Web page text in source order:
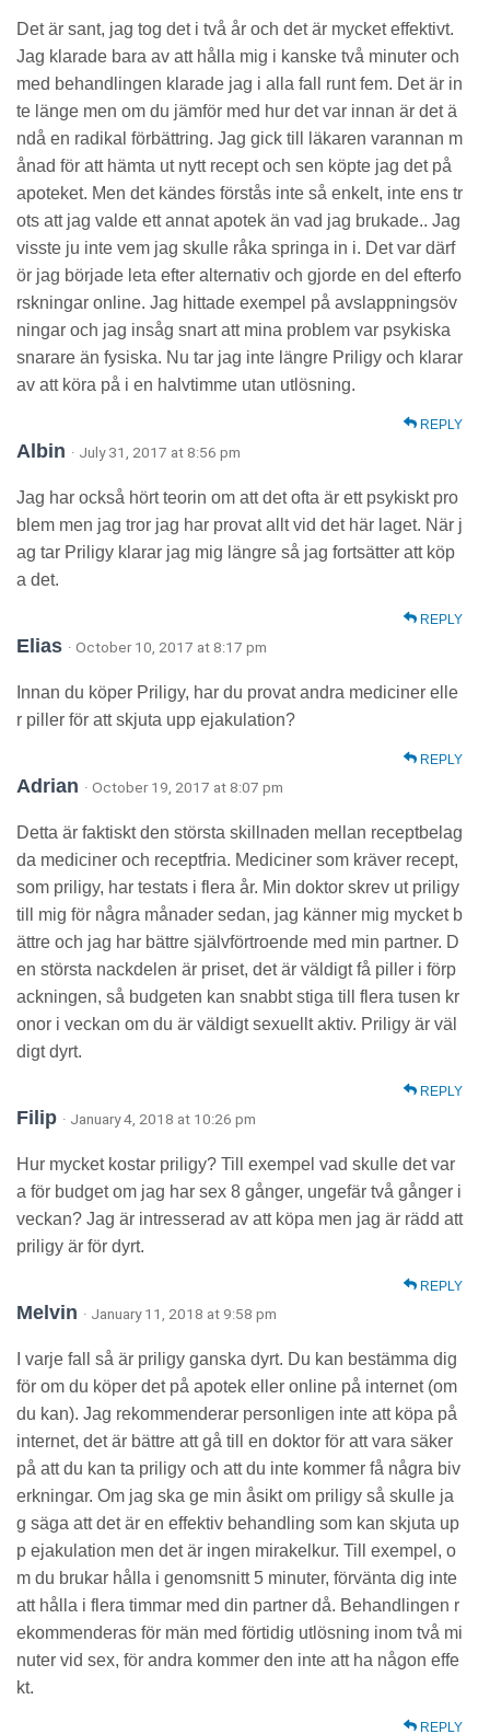
Det är sant, jag tog det i två år och det är mycket effektivt.
Jag klarade bara av att hålla mig i kanske två minuter och
med behandlingen klarade jag i alla fall runt fem. Det är in
te länge men om du jämför med hur det var innan är det ä
ndå en radikal förbättring. Jag gick till läkaren varannan m
ånad för att hämta ut nytt recept och sen köpte jag det på
apoteket. Men det kändes förstås inte så enkelt, inte ens tr
ots att jag valde ett annat apotek än vad jag brukade.. Jag
visste ju inte vem jag skulle råka springa in i. Det var därf
ör jag började leta efter alternativ och gjorde en del efterfo
rskningar online. Jag hittade exempel på avslappningsöv
ningar och jag insåg snart att mina problem var psykiska
snarare än fysiska. Nu tar jag inte längre Priligy och klarar
av att köra på i en halvtimme utan utlösning.
REPLY
Albin · July 31, 2017 at 8:56 pm
Jag har också hört teorin om att det ofta är ett psykiskt pro
blem men jag tror jag har provat allt vid det här laget. När j
ag tar Priligy klarar jag mig längre så jag fortsätter att köp
a det.
REPLY
Elias · October 10, 2017 at 8:17 pm
Innan du köper Priligy, har du provat andra mediciner elle
r piller för att skjuta upp ejakulation?
REPLY
Adrian · October 19, 2017 at 8:07 pm
Detta är faktiskt den största skillnaden mellan receptbelag
da mediciner och receptfria. Mediciner som kräver recept,
som priligy, har testats i flera år. Min doktor skrev ut priligy
till mig för några månader sedan, jag känner mig mycket b
ättre och jag har bättre självförtroende med min partner. D
en största nackdelen är priset, det är väldigt få piller i förp
ackningen, så budgeten kan snabbt stiga till flera tusen kr
onor i veckan om du är väldigt sexuellt aktiv. Priligy är väl
digt dyrt.
REPLY
Filip · January 4, 2018 at 10:26 pm
Hur mycket kostar priligy? Till exempel vad skulle det var
a för budget om jag har sex 8 gånger, ungefär två gånger i
veckan? Jag är intresserad av att köpa men jag är rädd att
priligy är för dyrt.
REPLY
Melvin · January 11, 2018 at 9:58 pm
I varje fall så är priligy ganska dyrt. Du kan bestämma dig
för om du köper det på apotek eller online på internet (om
du kan). Jag rekommenderar personligen inte att köpa på
internet, det är bättre att gå till en doktor för att vara säker
på att du kan ta priligy och att du inte kommer få några biv
erkningar. Om jag ska ge min åsikt om priligy så skulle ja
g säga att det är en effektiv behandling som kan skjuta up
p ejakulation men det är ingen mirakelkur. Till exempel, o
m du brukar hålla i genomsnitt 5 minuter, förvänta dig inte
att hålla i flera timmar med din partner då. Behandlingen r
ekommenderas för män med förtidig utlösning inom två mi
nuter vid sex, för andra kommer den inte att ha någon effe
kt.
REPLY